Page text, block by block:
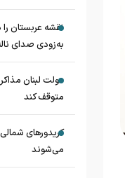
نقشه عربستان
به‌زودی صدای
دولت لبنان
متوقف کند
کریدورهای
می‌شوند